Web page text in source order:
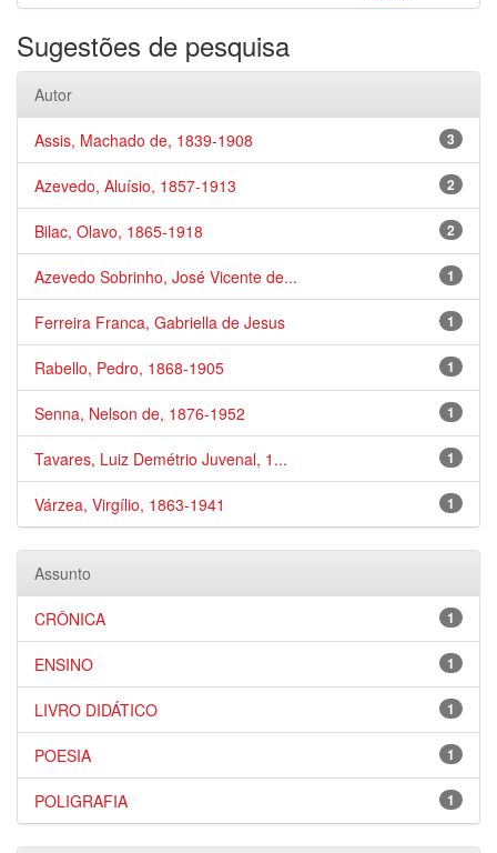
Sugestões de pesquisa
Autor
3
Assis, Machado de, 1839-1908
2
Azevedo, Aluísio, 1857-1913
2
Bilac, Olavo, 1865-1918
1
Azevedo Sobrinho, José Vicente de...
1
Ferreira Franca, Gabriella de Jesus
1
Rabello, Pedro, 1868-1905
1
Senna, Nelson de, 1876-1952
1
Tavares, Luiz Demétrio Juvenal, 1...
1
Várzea, Virgílio, 1863-1941
Assunto
1
CRÔNICA
1
ENSINO
1
LIVRO DIDÁTICO
1
POESIA
1
POLIGRAFIA